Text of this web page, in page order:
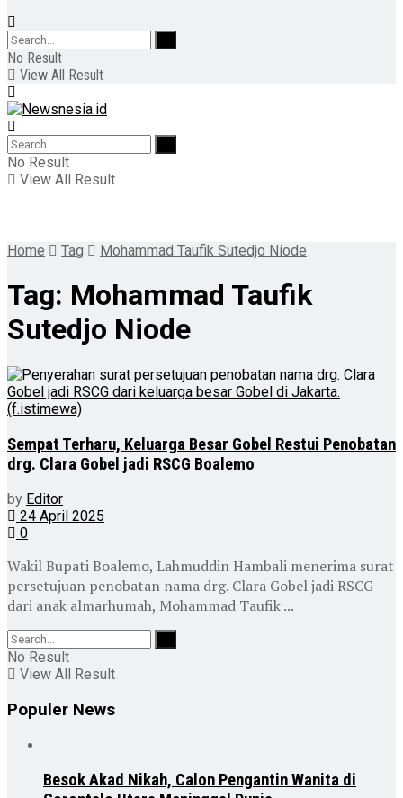
No Result
View All Result
No Result
View All Result
Home Tag Mohammad Taufik Sutedjo Niode
Tag: Mohammad Taufik
Sutedjo Niode
Sempat Terharu, Keluarga Besar Gobel Restui Penobatan
drg. Clara Gobel jadi RSCG Boalemo
by Editor
24 April 2025
0
Wakil Bupati Boalemo, Lahmuddin Hambali menerima surat
persetujuan penobatan nama drg. Clara Gobel jadi RSCG
dari anak almarhumah, Mohammad Taufik ...
No Result
View All Result
Populer News
Besok Akad Nikah, Calon Pengantin Wanita di